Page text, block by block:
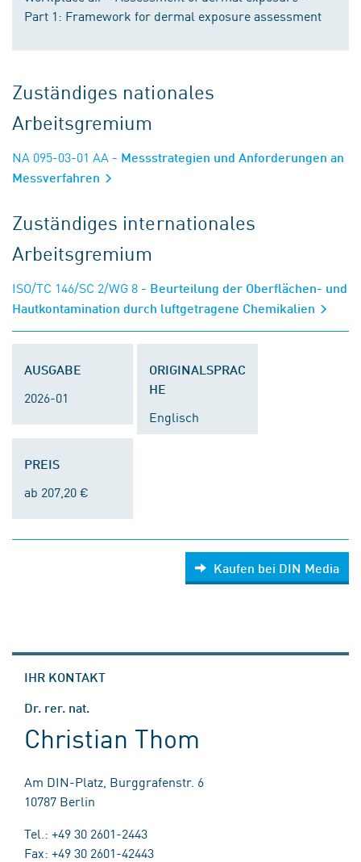
Part 1: Framework for dermal exposure assessment
Zuständiges nationales
Arbeitsgremium
NA 095-03-01 AA - Messstrategien und Anforderungen an
Messverfahren
Zuständiges internationales
Arbeitsgremium
ISO/TC 146/SC 2/WG 8 - Beurteilung der Oberflächen- und
Hautkontamination durch luftgetragene Chemikalien
AUSGABE
2026-01
ORIGINALSPRAC
HE
Englisch
PREIS
ab 207,20 €
Kaufen bei DIN Media
IHR KONTAKT
Dr. rer. nat.
Christian Thom
Am DIN-Platz, Burggrafenstr. 6
10787 Berlin
Tel.: +49 30 2601-2443
Fax: +49 30 2601-42443